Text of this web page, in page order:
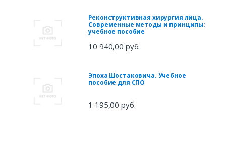
Реконструктивная хирургия лица.
Современные методы и принципы:
учебное пособие
10 940,00 руб.
Эпоха Шостаковича. Учебное
пособие для СПО
1 195,00 руб.